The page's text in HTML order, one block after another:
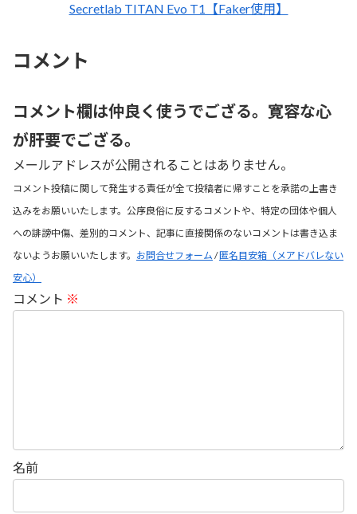
Secretlab TITAN Evo T1【Faker使用】
コメント
コメント欄は仲良く使うでござる。寛容な心
が肝要でござる。
メールアドレスが公開されることはありません。
コメント投稿に関して発生する責任が全て投稿者に帰すことを承諾の上書き
込みをお願いいたします。公序良俗に反するコメントや、特定の団体や個人
への誹謗中傷、差別的コメント、記事に直接関係のないコメントは書き込ま
ないようお願いいたします。 お問合せフォーム /匿名目安箱（メアドバレない
安心）
コメント ※
名前